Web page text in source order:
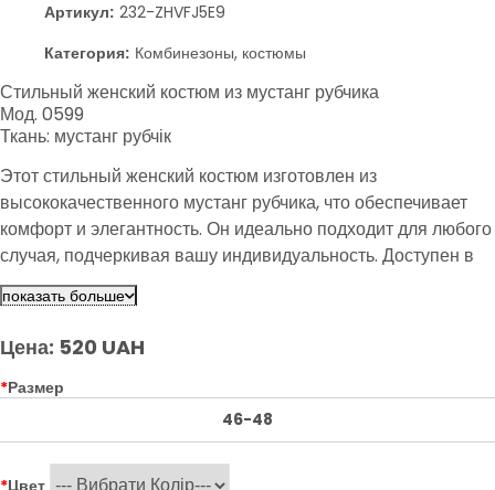
Артикул: 232-ZHVFJ5E9
Категория: Комбинезоны, костюмы
Стильный женский костюм из мустанг рубчика
Мод. 0599
Ткань: мустанг рубчік
Этот стильный женский костюм изготовлен из
высококачественного мустанг рубчика, что обеспечивает
комфорт и элегантность. Он идеально подходит для любого
случая, подчеркивая вашу индивидуальность. Доступен в
нескольких цветах, вы сможете выбрать тот, который лучше
всего отражает ваш стиль.
показать больше
Цена: 520 UAH
*Размер
46-48